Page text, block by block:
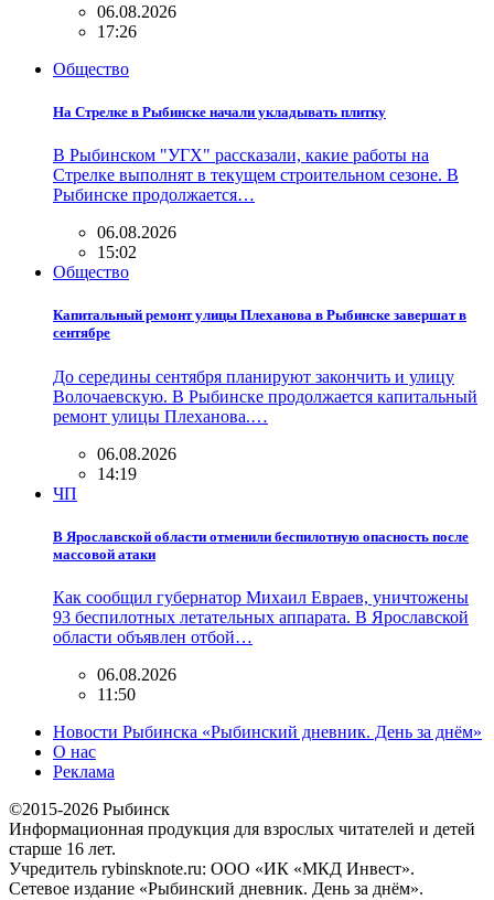
06.08.2026
17:26
Общество
На Стрелке в Рыбинске начали укладывать плитку
В Рыбинском "УГХ" рассказали, какие работы на
Стрелке выполнят в текущем строительном сезоне. В
Рыбинске продолжается…
06.08.2026
15:02
Общество
Капитальный ремонт улицы Плеханова в Рыбинске завершат в
сентябре
До середины сентября планируют закончить и улицу
Волочаевскую. В Рыбинске продолжается капитальный
ремонт улицы Плеханова.…
06.08.2026
14:19
ЧП
В Ярославской области отменили беспилотную опасность после
массовой атаки
Как сообщил губернатор Михаил Евраев, уничтожены
93 беспилотных летательных аппарата. В Ярославской
области объявлен отбой…
06.08.2026
11:50
Новости Рыбинска «Рыбинский дневник. День за днём»
О нас
Реклама
©2015-2026 Рыбинск
Информационная продукция для взрослых читателей и детей
старше 16 лет.
Учредитель rybinsknote.ru: ООО «ИК «МКД Инвест».
Сетевое издание «Рыбинский дневник. День за днём».